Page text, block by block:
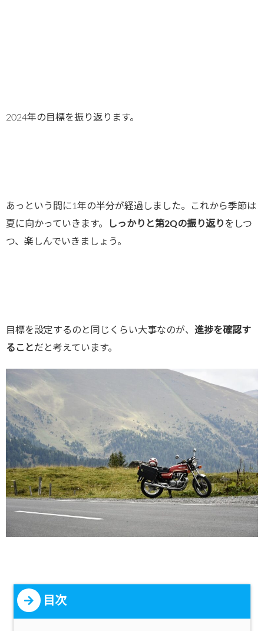
2024年の目標を振り返ります。
あっという間に1年の半分が経過しました。これから季節は
夏に向かっていきます。
しっかりと第2Qの振り返りをしつ
つ、楽しんでいきましょう。
目標を設定するのと同じくらい大事なのが、 進捗を確認す
ることだと考えています。
目次